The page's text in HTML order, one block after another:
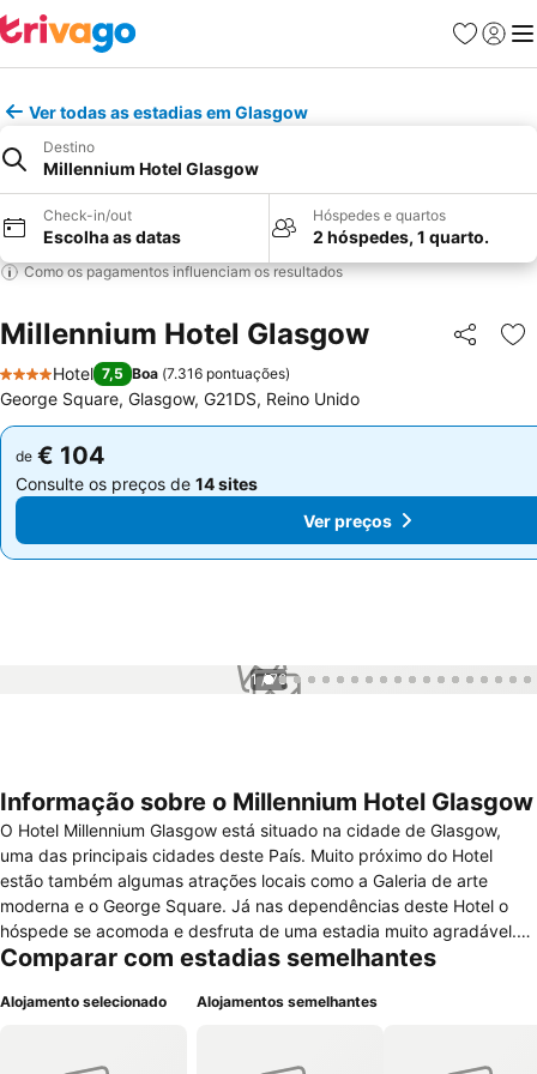
Favoritos
Iniciar
Ver todas as estadias em Glasgow
Destino
Millennium Hotel Glasgow
Check-in/out
Escolha as datas
Hóspedes e quartos
2 hóspedes, 1 quarto.
Como os pagamentos influenciam os resultados
Millennium Hotel Glasgow Partilhar
4 Estrelas
Hotel 7,5 Boa (7.316 pontuações)
George Square, Glasgow, G21DS, Reino Unido
de € 104
Consulte os preços de 14 sites
de € 104
Consulte os preços de 14 sites
Ver preços
1 / 76
Informação sobre o Millennium Hotel Glasgow
O Hotel Millennium Glasgow está situado na cidade de Glasgow,
uma das principais cidades deste País. Muito próximo do Hotel
estão também algumas atrações locais como a Galeria de arte
moderna e o George Square. Já nas dependências deste Hotel o
hóspede se acomoda e desfruta de uma estadia muito agradável.
Os ambientes comuns estão preparados para servir e prestar os
cofre de segurança, sala de bagagens, aquecimento, ar-
Comparar com estadias semelhantes
Alojamento selecionado Alojamentos semelhantes